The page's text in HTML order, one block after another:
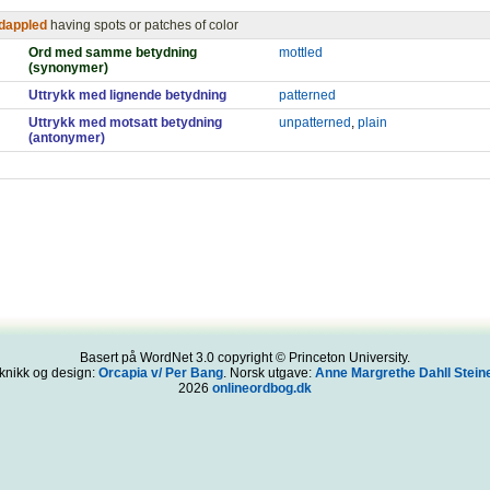
having spots or patches of color
Ord med samme betydning
(synonymer)
mottled
Uttrykk med lignende betydning
patterned
Uttrykk med motsatt betydning
(antonymer)
unpatterned , plain
Basert på WordNet 3.0 copyright © Princeton University.
og design: Orcapia v/ Per Bang. Norsk utgave: Anne Margrethe Dahll
2026 onlineordbog.dk